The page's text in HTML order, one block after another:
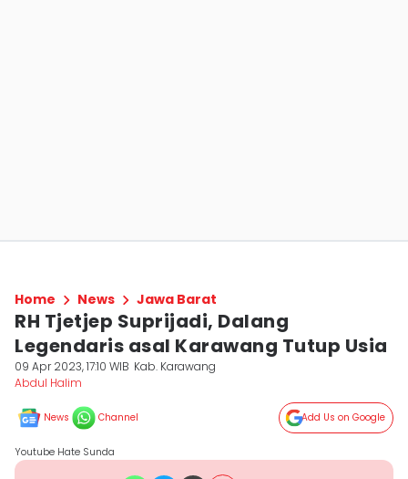
Home News Jawa Barat
RH Tjetjep Suprijadi, Dalang
Legendaris asal Karawang Tutup Usia
09 Apr 2023, 17:10 WIB Kab. Karawang
Abdul Halim
News Channel Add Us on Google
Youtube Hate Sunda